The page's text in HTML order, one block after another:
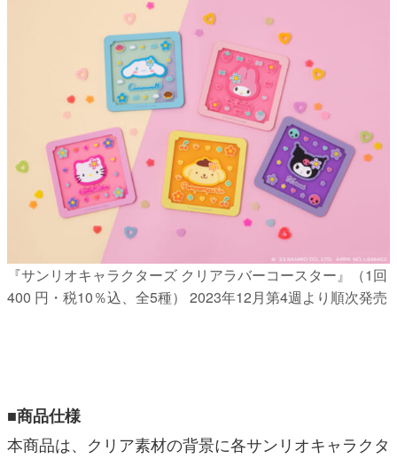
『サンリオキャラクターズ クリアラバーコースター』（1回
400 円・税10％込、全5種） 2023年12月第4週より順次発売
■商品仕様
本商品は、クリア素材の背景に各サンリオキャラクタ